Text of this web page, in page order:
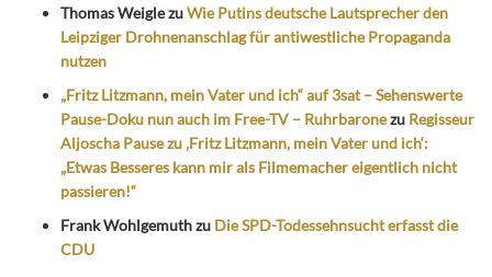
Thomas WeiglezuWie Putins deutsche Lautsprecher den
Leipziger Drohnenanschlag für antiwestliche Propaganda
nutzen
„Fritz Litzmann, mein Vater und ich“ auf 3sat – Sehenswerte
Pause-Doku nun auch im Free-TV – Ruhrbaronezu Regisseur
Aljoscha Pause zu ‚Fritz Litzmann, mein Vater und ich‘:
„Etwas Besseres kann mir als Filmemacher eigentlich nicht
passieren!“
Frank Wohlgemuthzu Die SPD-Todessehnsucht erfasst die
CDU